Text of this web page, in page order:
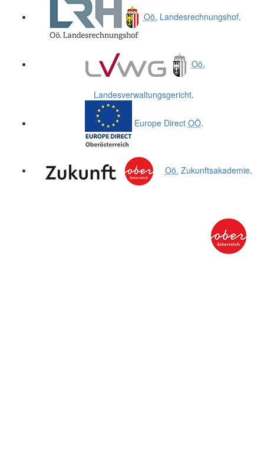
Oö. Landesrechnungshof.
Oö.
Landesverwaltungsgericht.
Europe Direct OÖ.
Oö. Zukunftsakademie.